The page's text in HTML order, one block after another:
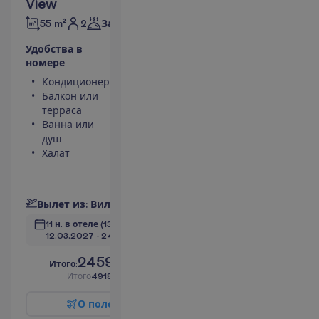
View
55 m² 2 Завтраки
Удобства в
номере
Кондиционер
Балкон или
терраса
Ванна или
душ
Халат
Вылет из: Вил
11 н. в отеле (13 н. всего)
12.03.2027 - 24.03.2027
Итого:2459.00
Итого4918.00
О поле